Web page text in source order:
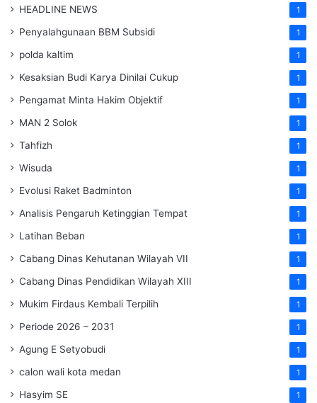
HEADLINE NEWS 1
Penyalahgunaan BBM Subsidi 1
polda kaltim 1
Kesaksian Budi Karya Dinilai Cukup 1
Pengamat Minta Hakim Objektif 1
MAN 2 Solok 1
Tahfizh 1
Wisuda 1
Evolusi Raket Badminton 1
Analisis Pengaruh Ketinggian Tempat 1
Latihan Beban 1
Cabang Dinas Kehutanan Wilayah VII 1
Cabang Dinas Pendidikan Wilayah XIII 1
Mukim Firdaus Kembali Terpilih 1
Periode 2026 – 2031 1
Agung E Setyobudi 1
calon wali kota medan 1
Hasyim SE 1